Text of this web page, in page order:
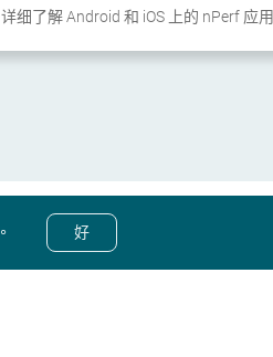
详细了解 Android 和 iOS 上的 nPerf 应用
。 好